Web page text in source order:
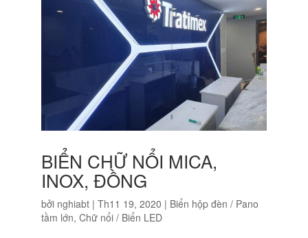
BIỂN CHỮ NỔI MICA,
INOX, ĐỒNG
bởi nghiabt| Th11 19, 2020 | Biển hộp đèn / Pano
tầm lớn, Chữ nổi / Biển LED